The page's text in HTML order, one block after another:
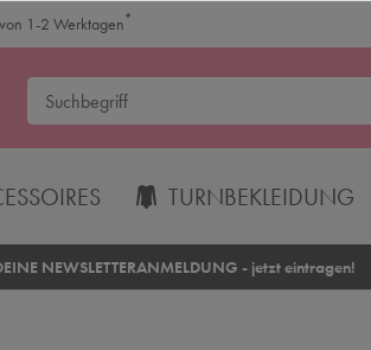
1-2 Werktagen*
TURNBEKLEIDUNG
NEWSLETTERANMELDUNG - jetzt eintragen!